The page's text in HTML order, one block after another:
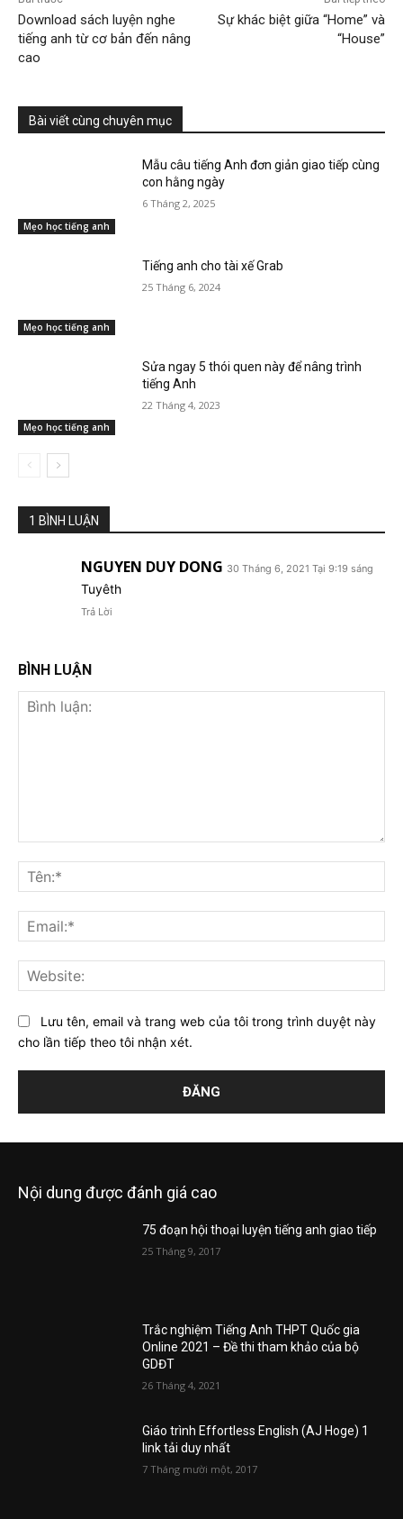
Download sách luyện nghe
tiếng anh từ cơ bản đến nâng
cao
Sự khác biệt giữa “Home” và
“House”
Bài viết cùng chuyên mục
Mẹo học tiếng anh
Mẫu câu tiếng Anh đơn giản giao tiếp cùng
con hằng ngày
6 Tháng 2, 2025
Mẹo học tiếng anh
Tiếng anh cho tài xế Grab
25 Tháng 6, 2024
Mẹo học tiếng anh
Sửa ngay 5 thói quen này để nâng trình
tiếng Anh
22 Tháng 4, 2023
1 BÌNH LUẬN
NGUYEN DUY DONG 30 Tháng 6, 2021 Tại 9:19 sáng
Tuyêth
Trả Lời
BÌNH LUẬN
luận:
Lưu tên, email và trang web của tôi trong trình duyệt này
cho lần tiếp theo tôi nhận xét.
Nội dung được đánh giá cao
75 đoạn hội thoại luyện tiếng anh giao tiếp
25 Tháng 9, 2017
Trắc nghiệm Tiếng Anh THPT Quốc gia
Online 2021 – Đề thi tham khảo của bộ
GDĐT
26 Tháng 4, 2021
Giáo trình Effortless English (AJ Hoge) 1
link tải duy nhất
7 Tháng mười một, 2017